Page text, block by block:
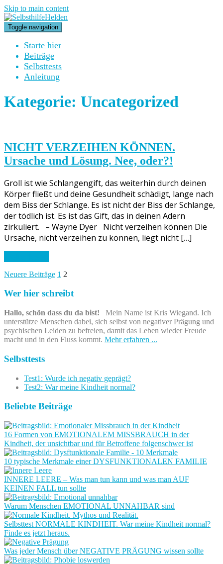
Skip to main content
Toggle navigation
Starte hier
Beiträge
Selbsttests
Anleitung
Kategorie: Uncategorized
NICHT VERZEIHEN KÖNNEN.
Ursache und Lösung. Nee, oder?!
Groll ist wie Schlangengift, das weiterhin durch deinen
Körper fließt und deine Gesundheit schädigt, lange nach
dem Biss der Schlange. Es ist nicht der Biss der Schlange,
der tödlich ist. Es ist das Gift, das in deinen Adern
zirkuliert. – Wayne Dyer Nicht verzeihen können Die
Ursache, nicht verzeihen zu können, liegt nicht […]
Seitennummerierung
der
Neuere Beiträge 1 2
Wer hier schreibt
Hallo, schön dass du da bist! Mein Name ist Kris Wiegand. Ich
unterstütze Menschen dabei, sich selbst von negativer Prägung und
psychischen Leiden zu befreien, damit das Leben wieder Freude
macht und in den Fluss kommt. Mehr erfahren ...
Selbsttests
Test1: Wurde ich negativ geprägt?
Test2: War meine Kindheit normal?
Beliebte Beiträge
16 Formen von EMOTIONALEM MISSBRAUCH in der
Kindheit, der unsichtbar und für Betroffene folgenschwer ist
10 typische Merkmale einer DYSFUNKTIONALEN FAMILIE
INNERE LEERE – Was man tun kann und was man AUF
KEINEN FALL tun sollte
Warum Menschen EMOTIONAL UNNAHBAR sind
Selbsttest NORMALE KINDHEIT. War meine Kindheit normal?
Finde es jetzt heraus.
Was jeder Mensch über NEGATIVE PRÄGUNG wissen sollte